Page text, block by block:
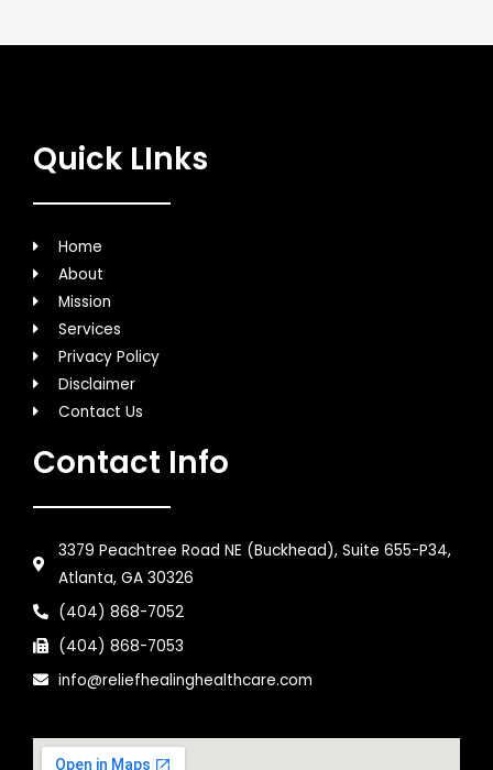
Quick LInks
Home
About
Mission
Services
Privacy Policy
Disclaimer
Contact Us
Contact Info
3379 Peachtree Road NE (Buckhead), Suite 655-P34,
Atlanta, GA 30326
(404) 868-7052
(404) 868-7053
info@reliefhealinghealthcare.com